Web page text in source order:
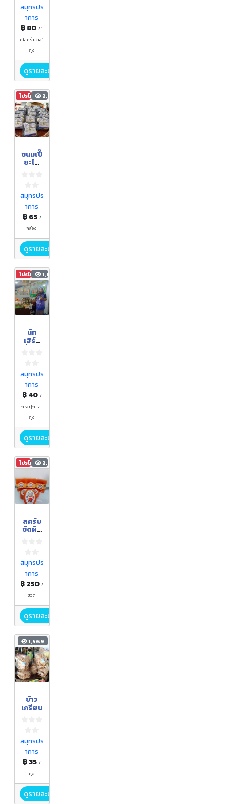
หอม
นิล
สมุทรปร
าการ
฿ 80/ 1
กิโลกรัมต่อ 1
ถุง
ดูรายละเอียด
โปรโมชัน2,629
ขนมเปี๊
ยะไส้
สมุทรปร
าการ
฿ 65 /
กล่อง
ดูรายละเอียด
โปรโมชัน1,896
นัท
เฮิร์บ
สมุทรปร
าการ
฿ 40 /
กระปุกและ
ถุง
ดูรายละเอียด
โปรโมชัน2,559
สครับ
ขัดผิว
/ยา
สระผม
ฟักข้าว
สมุทรปร
าการ
฿ 250/
ขวด
ดูรายละเอียด
1,569
ข้าว
เกรียบ
สมุทรปร
าการ
฿ 35/
ถุง
ดูรายละเอียด